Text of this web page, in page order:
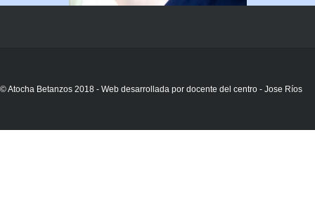
© Atocha Betanzos 2018 - Web desarrollada por docente del centro - Jose Ríos